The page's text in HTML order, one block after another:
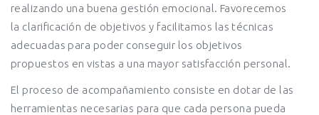
realizando una buena gestión emocional. Favorecemos
la clarificación de objetivos y facilitamos las técnicas
adecuadas para poder conseguir los objetivos
propuestos en vistas a una mayor satisfacción personal.
El proceso de acompañamiento consiste en dotar de las
herramientas necesarias para que cada persona pueda